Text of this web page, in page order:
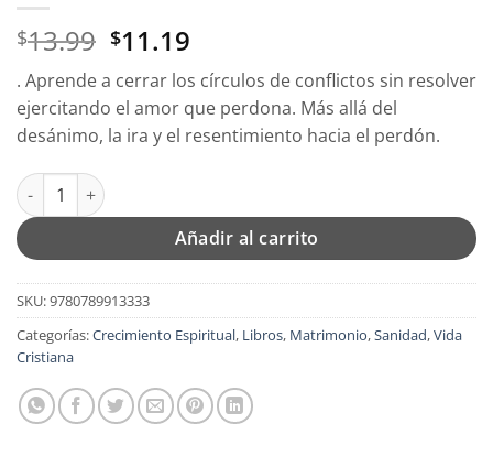
$13.99 El
precio
original
era:
$13.99.
$11.19
precio
actual
es:
$11.19.
. Aprende a cerrar los círculos de conflictos sin resolver
ejercitando el amor que perdona. Más allá del
desánimo, la ira y el resentimiento hacia el perdón.
Sana las Heridas en tu Matrimonio - Tapa Blanda – Gary
Añadir al carrito
SKU:9780789913333
Categorías:Crecimiento Espiritual, Libros, Matrimonio,Sanidad,Vida
Cristiana